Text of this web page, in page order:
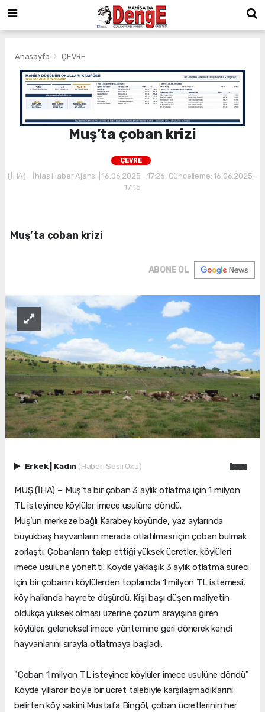
Anasayfa ÇEVRE
Muş’ta çoban krizi
ÇEVRE
(İHA) - İhlas Haber Ajansı | 16.06.2025 - 17:26, Güncelleme: 16.06.2025 -
17:15
Muş’ta çoban krizi
ABONE OL
Erkek Kadın (Haberi Sesli Oku)
MUŞ (İHA) – Muş’ta bir çoban 3 aylık otlatma için 1 milyon
TL isteyince köylüler imece usulüne döndü.
Muş’un merkeze bağlı Karabey köyünde, yaz aylarında
büyükbaş hayvanların merada otlatılması için çoban bulmak
zorlaştı. Çobanların talep ettiği yüksek ücretler, köylüleri
imece usulüne yöneltti. Köyde yaklaşık 3 aylık otlatma süreci
için bir çobanın köylülerden toplamda 1 milyon TL istemesi,
köy halkında hayrete düşürdü. Kişi başı düşen maliyetin
oldukça yüksek olması üzerine çözüm arayışına giren
köylüler, geleneksel imece yöntemine geri dönerek kendi
hayvanlarını sırayla otlatmaya başladı.
"Çoban 1 milyon TL isteyince köylüler imece usulüne döndü"
Köyde yıllardır böyle bir ücret talebiyle karşılaşmadıklarını
belirten köy sakini Mustafa Bingöl, çoban ücretlerinin her